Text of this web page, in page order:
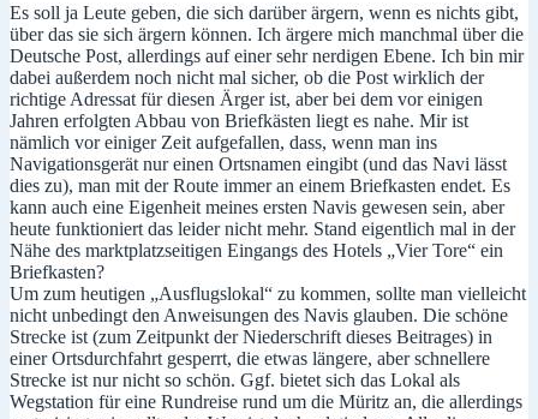
Es soll ja Leute geben, die sich darüber ärgern, wenn es nichts gibt,
über das sie sich ärgern können. Ich ärgere mich manchmal über die
Deutsche Post, allerdings auf einer sehr nerdigen Ebene. Ich bin mir
dabei außerdem noch nicht mal sicher, ob die Post wirklich der
richtige Adressat für diesen Ärger ist, aber bei dem vor einigen
Jahren erfolgten Abbau von Briefkästen liegt es nahe. Mir ist
nämlich vor einiger Zeit aufgefallen, dass, wenn man ins
Navigationsgerät nur einen Ortsnamen eingibt (und das Navi lässt
dies zu), man mit der Route immer an einem Briefkasten endet. Es
kann auch eine Eigenheit meines ersten Navis gewesen sein, aber
heute funktioniert das leider nicht mehr. Stand eigentlich mal in der
Nähe des marktplatzseitigen Eingangs des Hotels „Vier Tore“ ein
Briefkasten?
Um zum heutigen „Ausflugslokal“ zu kommen, sollte man vielleicht
nicht unbedingt den Anweisungen des Navis glauben. Die schöne
Strecke ist (zum Zeitpunkt der Niederschrift dieses Beitrages) in
einer Ortsdurchfahrt gesperrt, die etwas längere, aber schnellere
Strecke ist nur nicht so schön. Ggf. bietet sich das Lokal als
Wegstation für eine Rundreise rund um die Müritz an, die allerdings